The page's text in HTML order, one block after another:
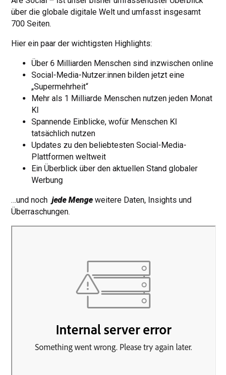
über die globale digitale Welt und umfasst insgesamt
700 Seiten.
Hier ein paar der wichtigsten Highlights:
Über 6 Milliarden Menschen sind inzwischen online
Social-Media-Nutzer:innen bilden jetzt eine
„Supermehrheit“
Mehr als 1 Milliarde Menschen nutzen jeden Monat
KI
Spannende Einblicke, wofür Menschen KI
tatsächlich nutzen
Updates zu den beliebtesten Social-Media-
Plattformen weltweit
Ein Überblick über den aktuellen Stand globaler
Werbung
…und nochjede Mengeweitere Daten, Insights und
Überraschungen.